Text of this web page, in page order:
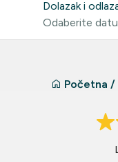
Dolazak i
Odaberite
Početna /